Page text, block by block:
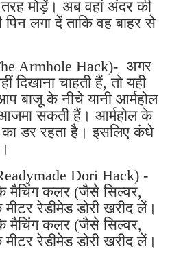
मोड़ें। अब वहां अंदर की
लगा दें ताकि वह बाहर से
Armhole Hack)- अगर
चाहती हैं, तो यही
बाजू के नीचे यानी आर्महोल
सकती हैं। आर्महोल के
डर रहता है। इसलिए कंधे
Dori Hack) -
मैचिंग कलर (जैसे सिल्वर,
रेडीमेड डोरी खरीद लें।
मैचिंग कलर (जैसे सिल्वर,
रेडीमेड डोरी खरीद लें।